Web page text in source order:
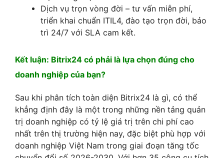
Dịch vụ trọn vòng đời – tư vấn miễn phí,
triển khai chuẩn ITIL4, đào tạo trọn đời, bảo
trì 24/7 với SLA cam kết.
Kết luận: Bitrix24 có phải là lựa chọn đúng cho
doanh nghiệp của bạn?
Sau khi phân tích toàn diện Bitrix24 là gì, có thể
khẳng định đây là một trong những nền tảng quản
trị doanh nghiệp có tỷ lệ giá trị trên chi phí cao
nhất trên thị trường hiện nay, đặc biệt phù hợp với
doanh nghiệp Việt Nam trong giai đoạn tăng tốc